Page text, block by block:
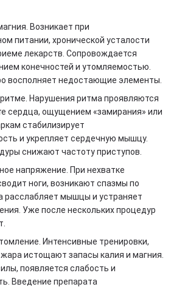
Возникает при
питании, хронической усталости
лекарств. Сопровождается
конечностей и утомляемостью.
восполняет недостающие элементы.
Нарушения ритма проявляются
сердца, ощущением «замирания» или
стабилизирует
и укрепляет сердечную мышцу.
снижают частоту приступов.
напряжение. При нехватке
ноги, возникают спазмы по
расслабляет мышцы и устраняет
Уже после нескольких процедур
Интенсивные тренировки,
истощают запасы калия и магния.
появляется слабость и
Введение препарата